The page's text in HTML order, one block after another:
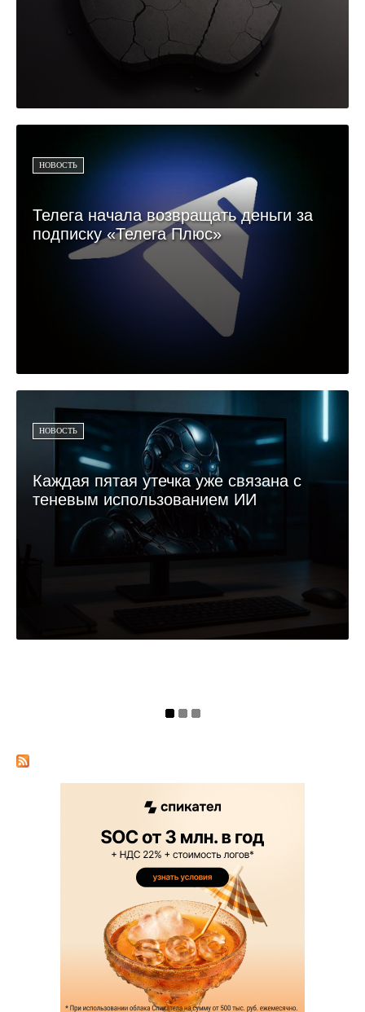
НОВОСТЬ
Телега начала возвращать деньги за
подписку «Телега Плюс»
НОВОСТЬ
Каждая пятая утечка уже связана с
теневым использованием ИИ